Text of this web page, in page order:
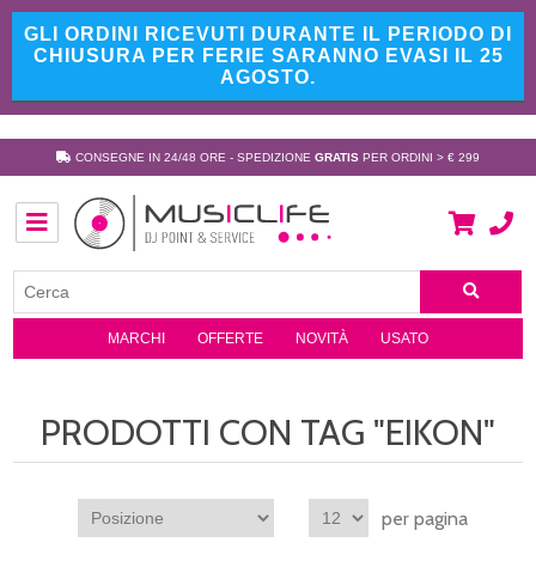
GLI ORDINI RICEVUTI DURANTE IL PERIODO DI
CHIUSURA PER FERIE SARANNO EVASI IL 25
AGOSTO.
CONSEGNE IN 24/48 ORE - SPEDIZIONE GRATIS PER ORDINI > € 299
MARCHI OFFERTE NOVITÀ USATO
PRODOTTI CON TAG "EIKON"
per pagina